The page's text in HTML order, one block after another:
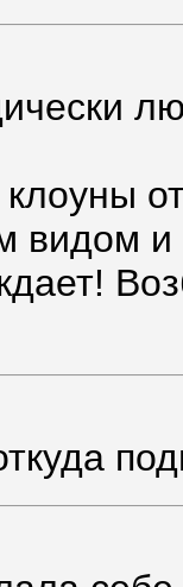
клоуны
и